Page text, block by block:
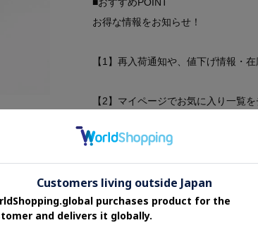
お得な情報をお知らせ！
【1】再入荷通知や、値下げ情報・
【2】マイページでお気に入り一覧
＝＝＝＝＝＝＝＝＝＝＝＝＝＝＝＝
関連タグ